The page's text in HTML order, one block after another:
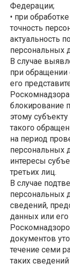
Федерации;
• при
точность
актуальность
персональных
В случае
при обращении
его
блокирование
этому
такого
на период
персональных
интересы
третьих лиц.
В случае
персональных
сведений,
данных или
документов
течение семи
таких